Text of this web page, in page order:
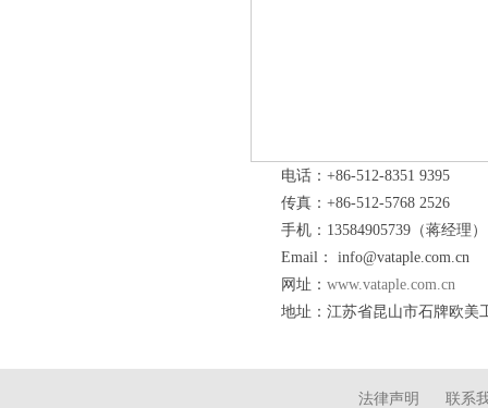
电话：+86-512-8351 9395
传真：+86-512-5768 2526
手机：13584905739（蒋经理）
Email： info@vataple.com.cn
网址： www.vataple.com.cn
地址：江苏省昆山市石牌欧美
法律声明 联系